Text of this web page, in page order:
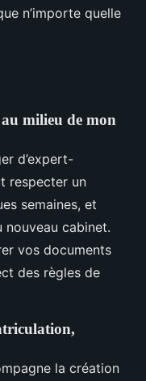
n’importe quelle
milieu de mon
d’expert-
respecter un
semaines, et
nouveau cabinet.
vos documents
des règles de
la création